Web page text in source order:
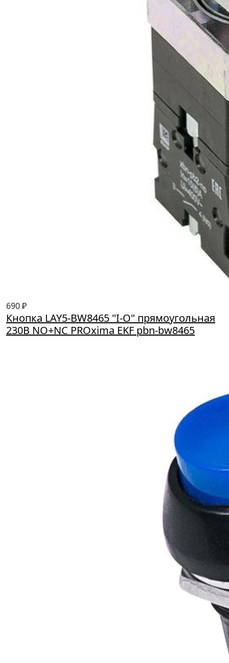
690 ₽
Кнопка LAY5-BW8465 "I-O" прямоугольная
230В NO+NC PROxima EKF pbn-bw8465